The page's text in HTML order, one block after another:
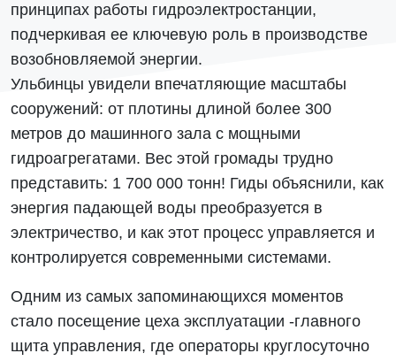
принципах работы гидроэлектростанции,
подчеркивая ее ключевую роль в производстве
возобновляемой энергии.
Ульбинцы увидели впечатляющие масштабы
сооружений: от плотины длиной более 300
метров до машинного зала с мощными
гидроагрегатами. Вес этой громады трудно
представить: 1 700 000 тонн! Гиды объяснили, как
энергия падающей воды преобразуется в
электричество, и как этот процесс управляется и
контролируется современными системами.
Одним из самых запоминающихся моментов
стало посещение цеха эксплуатации -главного
щита управления, где операторы круглосуточно